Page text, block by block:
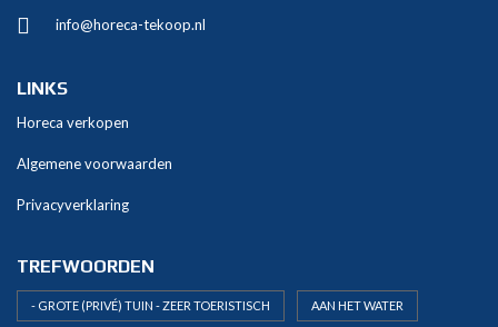
t
v
e
info@horeca-tekoop.nl
LINKS
Horeca verkopen
Algemene voorwaarden
Privacyverklaring
TREFWOORDEN
- GROTE (PRIVÉ) TUIN - ZEER TOERISTISCH AAN HET WATER